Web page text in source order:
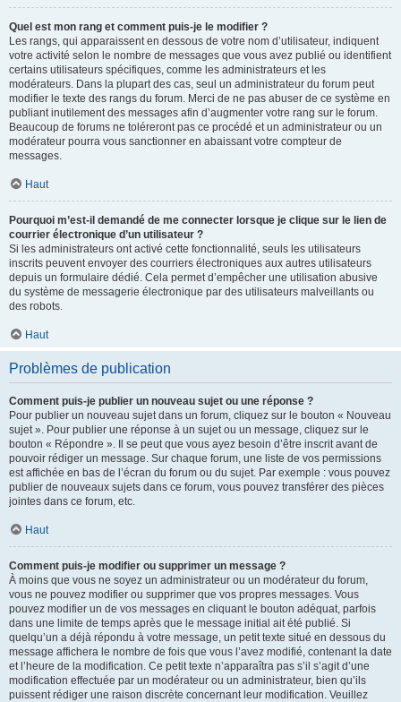
Quel est mon rang et comment puis-je le modifier ?
Les rangs, qui apparaissent en dessous de votre nom d’utilisateur, indiquent
votre activité selon le nombre de messages que vous avez publié ou identifient
certains utilisateurs spécifiques, comme les administrateurs et les
modérateurs. Dans la plupart des cas, seul un administrateur du forum peut
modifier le texte des rangs du forum. Merci de ne pas abuser de ce système en
publiant inutilement des messages afin d’augmenter votre rang sur le forum.
Beaucoup de forums ne toléreront pas ce procédé et un administrateur ou un
modérateur pourra vous sanctionner en abaissant votre compteur de
messages.
Haut
Pourquoi m’est-il demandé de me connecter lorsque je clique sur le lien de
courrier électronique d’un utilisateur ?
Si les administrateurs ont activé cette fonctionnalité, seuls les utilisateurs
inscrits peuvent envoyer des courriers électroniques aux autres utilisateurs
depuis un formulaire dédié. Cela permet d’empêcher une utilisation abusive
du système de messagerie électronique par des utilisateurs malveillants ou
des robots.
Haut
Problèmes de publication
Comment puis-je publier un nouveau sujet ou une réponse ?
Pour publier un nouveau sujet dans un forum, cliquez sur le bouton « Nouveau
sujet ». Pour publier une réponse à un sujet ou un message, cliquez sur le
bouton « Répondre ». Il se peut que vous ayez besoin d’être inscrit avant de
pouvoir rédiger un message. Sur chaque forum, une liste de vos permissions
est affichée en bas de l’écran du forum ou du sujet. Par exemple : vous pouvez
publier de nouveaux sujets dans ce forum, vous pouvez transférer des pièces
jointes dans ce forum, etc.
Haut
Comment puis-je modifier ou supprimer un message ?
À moins que vous ne soyez un administrateur ou un modérateur du forum,
vous ne pouvez modifier ou supprimer que vos propres messages. Vous
pouvez modifier un de vos messages en cliquant le bouton adéquat, parfois
dans une limite de temps après que le message initial ait été publié. Si
quelqu’un a déjà répondu à votre message, un petit texte situé en dessous du
message affichera le nombre de fois que vous l’avez modifié, contenant la date
et l’heure de la modification. Ce petit texte n’apparaîtra pas s’il s’agit d’une
modification effectuée par un modérateur ou un administrateur, bien qu’ils
puissent rédiger une raison discrète concernant leur modification. Veuillez